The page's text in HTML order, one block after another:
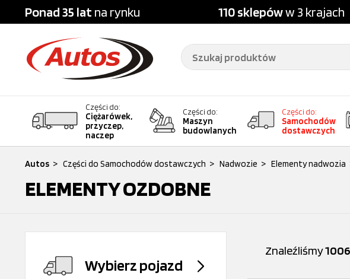
Ponad 35 lat na rynku 110 sklepóww 3 krajach
Części do:
Ciężarówek,
przyczep,
naczep
Części do:
Maszyn
budowlanych
Części do:
Samochodów
dostawczych
Autos > Części do Samochodów dostawczych > Nadwozie > Elementy nadwozia
ELEMENTY OZDOBNE
Wybierz pojazd
Znaleźliśmy